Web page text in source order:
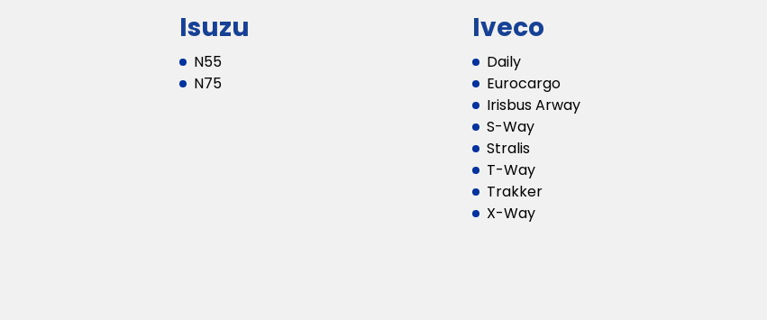
Isuzu
N55
N75
Iveco
Daily
Eurocargo
Irisbus Arway
S-Way
Stralis
T-Way
Trakker
X-Way